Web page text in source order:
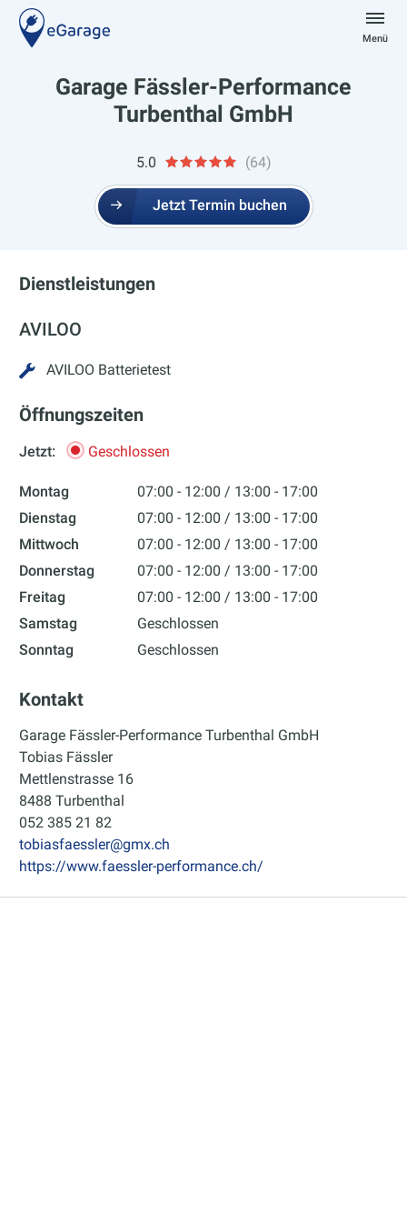
Zum
Inhalt
springen
Menü
Garage Fässler-Performance
Turbenthal GmbH
5.0 (64)
Jetzt Termin buchen
Dienstleistungen
AVILOO
AVILOO Batterietest
Öffnungszeiten
Jetzt: Geschlossen
Montag 07:00 - 12:00
13:00 - 17:00
Dienstag
07:00 - 12:00
13:00 - 17:00
Mittwoch
07:00 - 12:00
13:00 - 17:00
Donnerstag
07:00 - 12:00
13:00 - 17:00
Freitag
07:00 - 12:00
13:00 - 17:00
Samstag
Geschlossen
Sonntag
Geschlossen
Kontakt
Garage Fässler-Performance Turbenthal GmbH
Tobias Fässler
Mettlenstrasse 16
8488 Turbenthal
052 385 21 82
tobiasfaessler@gmx.ch
https://www.faessler-performance.ch/